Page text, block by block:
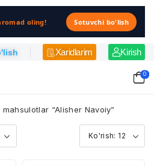
oling! Sotuvchi bo'lish
Xaridlarim Kirish
0
“Alisher Navoiy”